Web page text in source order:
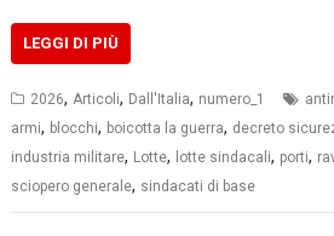
LEGGI DI PIÙ
2026, Articoli, Dall'Italia, numero_1
armi, blocchi, boicotta la guerra, decreto
industria militare, Lotte, lotte sindacali, porti,
sciopero generale, sindacati di base